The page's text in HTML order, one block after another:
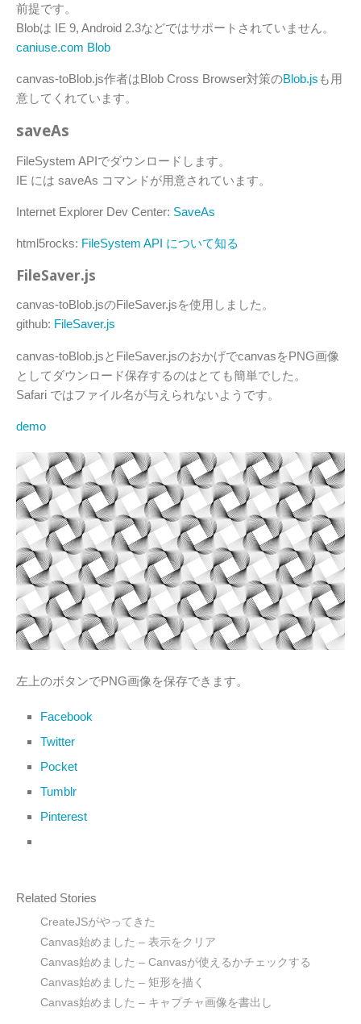
前提です。
Blobは IE 9, Android 2.3などではサポートされていません。
caniuse.com Blob
canvas-toBlob.js作者はBlob Cross Browser対策のBlob.js も用
意してくれています。
saveAs
FileSystem APIでダウンロードします。
IE には saveAs コマンドが用意されています。
Internet Explorer Dev Center: SaveAs
html5rocks: FileSystem API について知る
FileSaver.js
canvas-toBlob.jsのFileSaver.jsを使用しました。
github: FileSaver.js
canvas-toBlob.jsとFileSaver.jsのおかげでcanvasをPNG画像
としてダウンロード保存するのはとても簡単でした。
Safari ではファイル名が与えられないようです。
demo
左上のボタンでPNG画像を保存できます。
Facebook
Twitter
Pocket
Tumblr
Pinterest
Related Stories
CreateJSがやってきた
Canvas始めました – 表示をクリア
Canvas始めました – Canvasが使えるかチェックする
Canvas始めました – 矩形を描く
Canvas始めました – キャプチャ画像を書出し